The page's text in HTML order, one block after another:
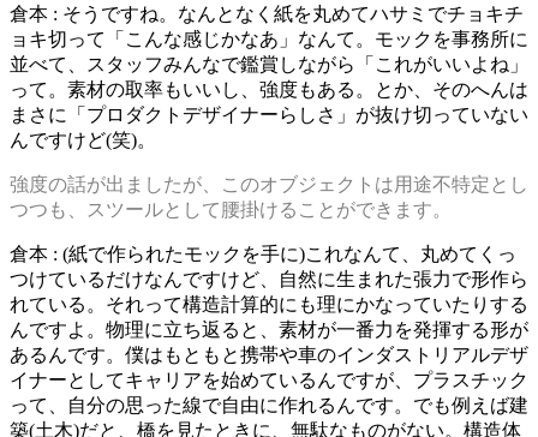
倉本 : そうですね。なんとなく紙を丸めてハサミでチョキチ
ョキ切って「こんな感じかなあ」なんて。モックを事務所に
並べて、スタッフみんなで鑑賞しながら「これがいいよね」
って。素材の取率もいいし、強度もある。とか、そのへんは
まさに「プロダクトデザイナーらしさ」が抜け切っていない
んですけど(笑)。
強度の話が出ましたが、このオブジェクトは用途不特定とし
つつも、スツールとして腰掛けることができます。
倉本 : (紙で作られたモックを手に)これなんて、丸めてくっ
つけているだけなんですけど、自然に生まれた張力で形作ら
れている。それって構造計算的にも理にかなっていたりする
んですよ。物理に立ち返ると、素材が一番力を発揮する形が
あるんです。僕はもともと携帯や車のインダストリアルデザ
イナーとしてキャリアを始めているんですが、プラスチック
って、自分の思った線で自由に作れるんです。でも例えば建
築(土木)だと、橋を見たときに、無駄なものがない。構造体